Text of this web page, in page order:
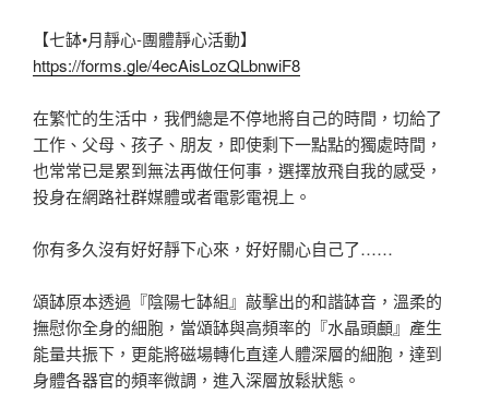
【七缽•月靜心-團體靜心活動】
https://forms.gle/4ecAisLozQLbnwiF8
在繁忙的生活中，我們總是不停地將自己的時間，切給了
工作、父母、孩子、朋友，即使剩下一點點的獨處時間，
也常常已是累到無法再做任何事，選擇放飛自我的感受，
投身在網路社群媒體或者電影電視上。
你有多久沒有好好靜下心來，好好關心自己了……
頌缽原本透過『陰陽七缽組』敲擊出的和諧缽音，溫柔的
撫慰你全身的細胞，當頌缽與高頻率的『水晶頭顱』產生
能量共振下，更能將磁場轉化直達人體深層的細胞，達到
身體各器官的頻率微調，進入深層放鬆狀態。